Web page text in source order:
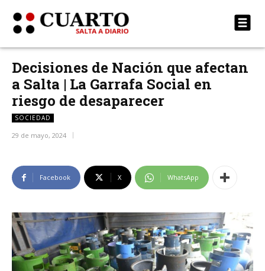
Decisiones de Nación que afectan
a Salta | La Garrafa Social en
riesgo de desaparecer
SOCIEDAD
29 de mayo, 2024
Facebook X WhatsApp